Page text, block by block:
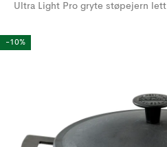
Ultra Light Pro gryte støpejern lett
-10%